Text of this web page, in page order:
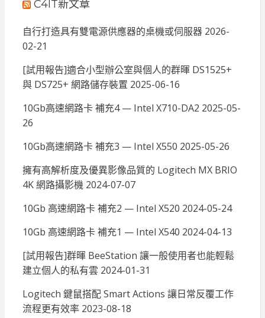
C4IT新文章
自行打造具有雙電源供應器的桌機或伺服器 2026-
02-21
[試用報告]適合小型辦公室與個人的群暉 DS1525+
與 DS725+ 網路儲存裝置 2025-06-16
10Gb高速網路卡 補充4 — Intel X710-DA2 2025-05-
26
10Gb高速網路卡 補充3 — Intel X550 2025-05-26
擁有高解析度及優異影像品質的 Logitech MX BRIO
4K 網路攝影機 2024-07-07
10Gb 高速網路卡 補充2 — Intel X520 2024-05-24
10Gb 高速網路卡 補充1 — Intel X540 2024-04-13
[試用報告]群暉 BeeStation 讓一般使用者也能輕鬆
建立個人的私有雲 2024-01-31
Logitech 鍵鼠搭配 Smart Actions 讓日常反覆工作
流程更有效率 2023-08-18